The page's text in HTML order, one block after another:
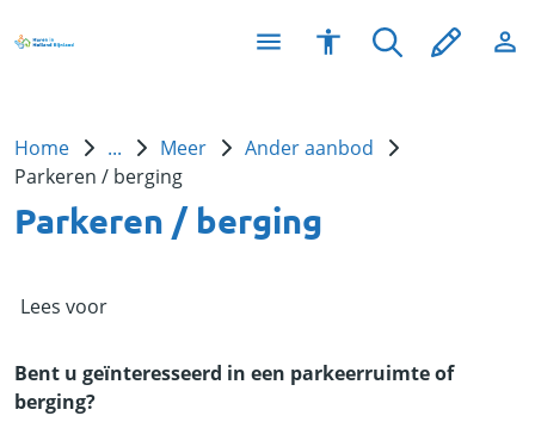
Home ... Meer
Ander aanbod
Parkeren / berging
Parkeren / berging
Lees voor
Bent u geïnteresseerd in een parkeerruimte of
berging?